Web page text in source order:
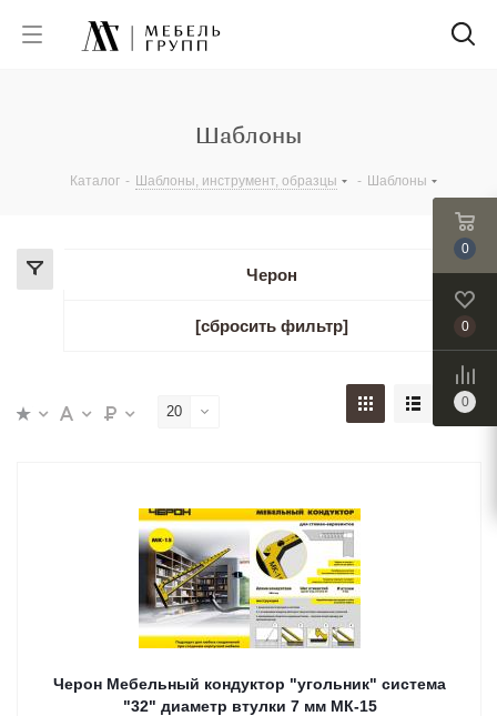
Шаблоны
Каталог - Шаблоны, инструмент, образцы - Шаблоны
Черон
[сбросить фильтр]
20
Черон Мебельный кондуктор "угольник" система
"32" диаметр втулки 7 мм МК-15
0
0
0